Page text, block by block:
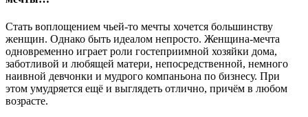
Стать воплощением чьей-то мечты хочется большинству
женщин. Однако быть идеалом непросто. Женщина-мечта
одновременно играет роли гостеприимной хозяйки дома,
заботливой и любящей матери, непосредственной, немного
наивной девчонки и мудрого компаньона по бизнесу. При
этом умудряется ещё и выглядеть отлично, причём в любом
возрасте.